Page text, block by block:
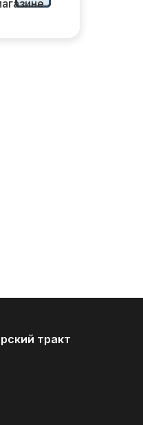
тракт